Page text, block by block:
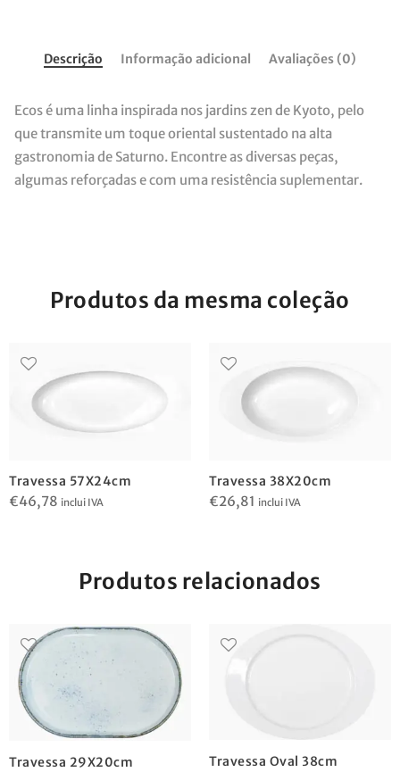
Descrição Informação adicional Avaliações (0)
Ecos é uma linha inspirada nos jardins zen de Kyoto, pelo
que transmite um toque oriental sustentado na alta
gastronomia de Saturno. Encontre as diversas peças,
algumas reforçadas e com uma resistência suplementar.
Produtos da mesma coleção
Travessa 57X24cm
€46,78 inclui IVA
Travessa 38X20cm
€26,81 inclui IVA
Produtos relacionados
Travessa 29X20cm Travessa Oval 38cm